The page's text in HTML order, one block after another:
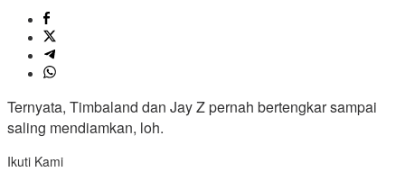
Ternyata, Timbaland dan Jay Z pernah bertengkar sampai
saling mendiamkan, loh.
Ikuti Kami